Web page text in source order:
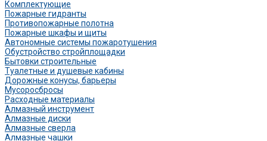
Комплектующие
Пожарные гидранты
Противопожарные полотна
Пожарные шкафы и щиты
Автономные системы пожаротушения
Обустройство стройплощадки
Бытовки строительные
Туалетные и душевые кабины
Дорожные конусы, барьеры
Мусоросбросы
Расходные материалы
Алмазный инструмент
Алмазные диски
Алмазные сверла
Алмазные чашки